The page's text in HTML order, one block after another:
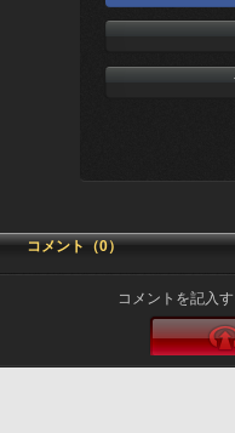
コメント（0）
コメントを記入